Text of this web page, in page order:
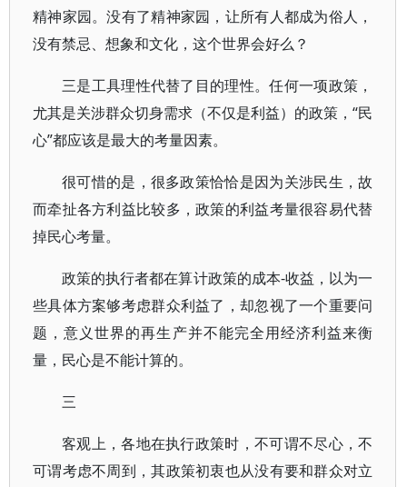
精神家园。没有了精神家园，让所有人都成为俗人，
没有禁忌、想象和文化，这个世界会好么？
三是工具理性代替了目的理性。任何一项政策，
尤其是关涉群众切身需求（不仅是利益）的政策，“民
心”都应该是最大的考量因素。
很可惜的是，很多政策恰恰是因为关涉民生，故
而牵扯各方利益比较多，政策的利益考量很容易代替
掉民心考量。
政策的执行者都在算计政策的成本-收益，以为一
些具体方案够考虑群众利益了，却忽视了一个重要问
题，意义世界的再生产并不能完全用经济利益来衡
量，民心是不能计算的。
三
客观上，各地在执行政策时，不可谓不尽心，不
可谓考虑不周到，其政策初衷也从没有要和群众对立